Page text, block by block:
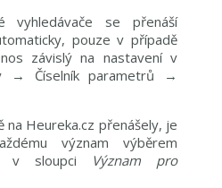
vyhledávače se přenáší
pouze v případě
závislý na nastavení v
→ Číselník parametrů →
Heureka.cz přenášely, je
význam výběrem
v sloupci
Význam pro